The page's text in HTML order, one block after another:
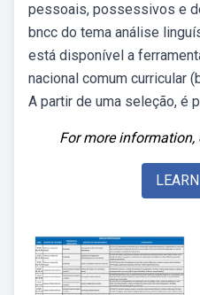
pessoais, possessivos e
bncc do tema análise
está disponível a
nacional comum curricular
A partir de uma seleção, é
For more